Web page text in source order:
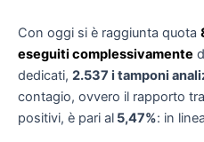
Con oggi si è raggiunta quota
eseguiti complessivamente
dedicati, 2.537 i tamponi
contagio, ovvero il rapporto
positivi, è pari al 5,47%: in